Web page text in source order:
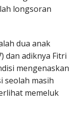
longsoran
dua anak
dan adiknya Fitri
mengenaskan
seolah masih
memeluk